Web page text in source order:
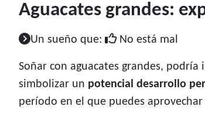
Aguacates grandes:
Un sueño que: No está mal
Soñar con aguacates grandes, podría
simbolizar un potencial desarrollo
período en el que puedes